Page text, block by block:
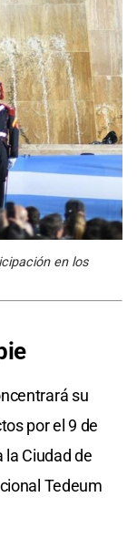
en los
su
por el 9 de
la Ciudad de
Tedeum